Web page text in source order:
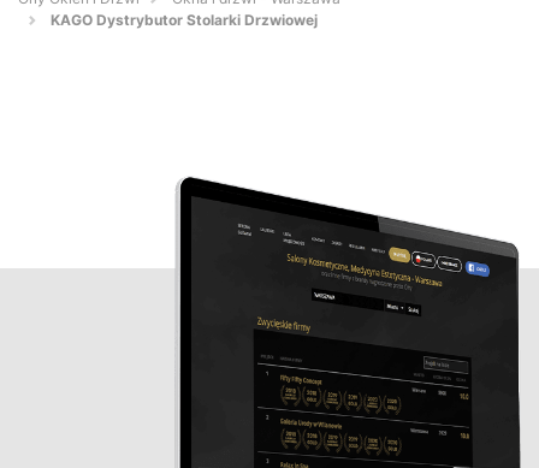
KAGO Dystrybutor Stolarki Drzwiowej